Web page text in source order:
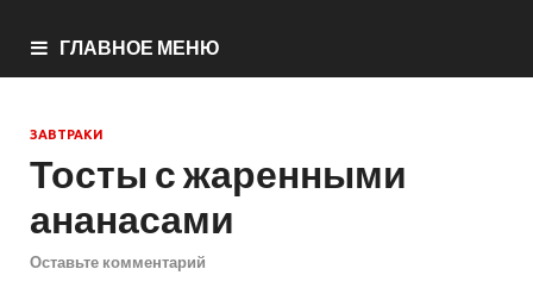
ГЛАВНОЕ МЕНЮ
ЗАВТРАКИ
Тосты с жаренными
ананасами
Оставьте комментарий